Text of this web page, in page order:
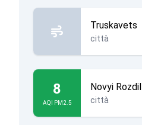
Truskavets
città
8
AQI PM2.5
Novyi Rozdil
città